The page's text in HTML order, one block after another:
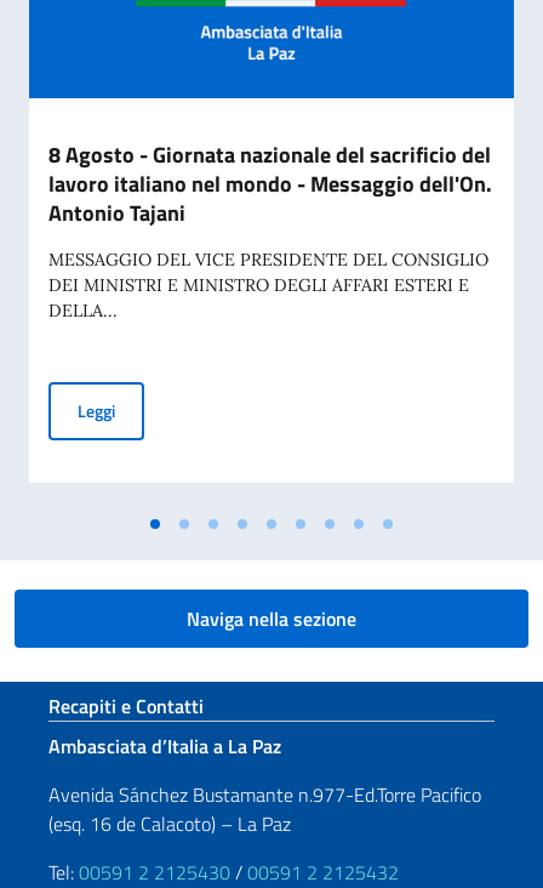
8 Agosto - Giornata nazionale del sacrificio del
lavoro italiano nel mondo - Messaggio dell'On.
Antonio Tajani
MESSAGGIO DEL VICE PRESIDENTE DEL CONSIGLIO
DEI MINISTRI E MINISTRO DEGLI AFFARI ESTERI E
DELLA...
Leggi8 Agosto - Giornata nazionale del sacrificio del lavoro
Naviga nella sezione
Sezione footer
Recapiti e Contatti
Ambasciata d’Italia a La Paz
Avenida Sánchez Bustamante n.977-Ed.Torre Pacifico
(esq. 16 de Calacoto) – La Paz
Tel:00591 2 2125430/00591 2 2125432